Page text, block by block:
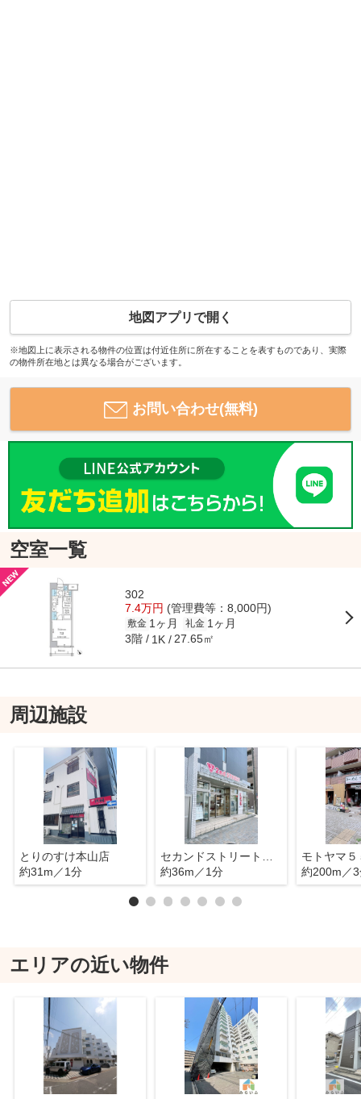
地図アプリで開く
※地図上に表示される物件の位置は付近住所に所在することを表すものであり、実際
の物件所在地とは異なる場合がございます。
お問い合わせ(無料)
空室一覧
302
7.4万円 (管理費等：8,000円)
敷金 1ヶ月 礼金 1ヶ月
3階 1K 27.65㎡
周辺施設
とりのすけ本山店
約31m／1分
約36m／1分
モトヤマ５
約200m／
エリアの近い物件